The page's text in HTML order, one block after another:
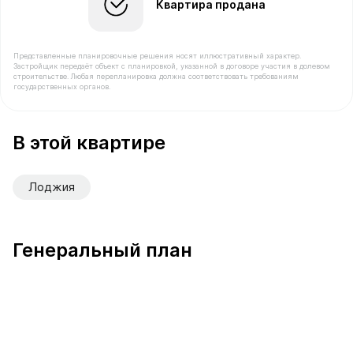
Квартира продана
Представленные планировочные решения носят иллюстративный характер.
Застройщик передаёт объект с планировкой, указанной в договоре участия в долевом
строительстве. Любая перепланировка должна соответствовать требованиям
государственных органов.
В этой квартире
Лоджия
Генеральный план